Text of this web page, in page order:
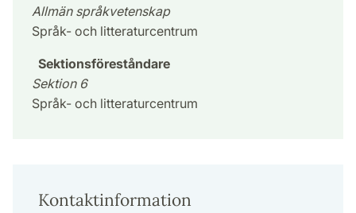
Allmän språkvetenskap
Språk- och litteraturcentrum
Sektionsföreståndare
Sektion 6
Språk- och litteraturcentrum
Kontaktinformation